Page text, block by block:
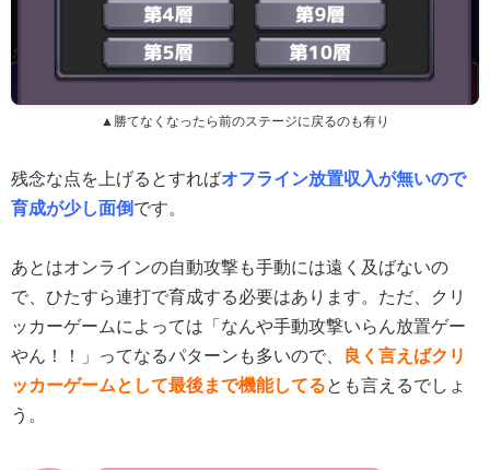
▲勝てなくなったら前のステージに戻るのも有り
残念な点を上げるとすればオフライン放置収入が無いので
育成が少し面倒です。
あとはオンラインの自動攻撃も手動には遠く及ばないの
で、ひたすら連打で育成する必要はあります。ただ、クリ
ッカーゲームによっては「なんや手動攻撃いらん放置ゲー
やん！！」ってなるパターンも多いので、
良く言えばクリ
ッカーゲームとして最後まで機能してるとも言えるでしょ
う。